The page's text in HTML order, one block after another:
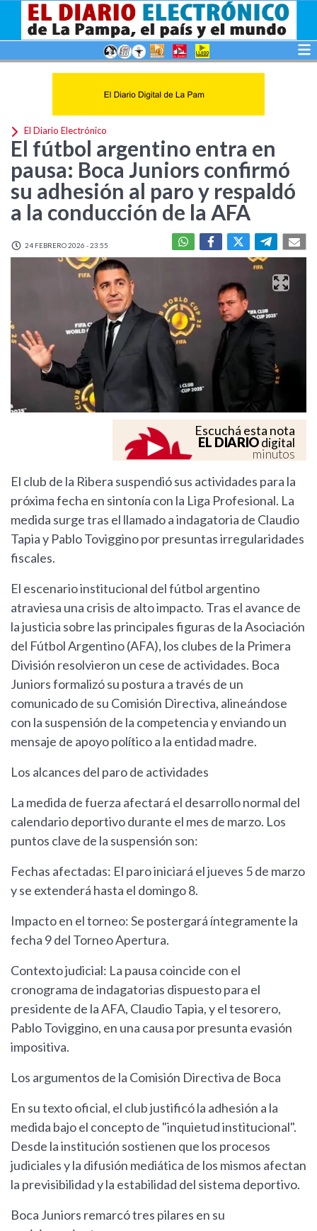
El Diario Electrónico
El fútbol argentino entra en
pausa: Boca Juniors confirmó
su adhesión al paro y respaldó
a la conducción de la AFA
24 FEBRERO 2026 - 23:55
Escuchá esta nota
EL DIARIOdigital
minutos
El club de la Ribera suspendió sus actividades para la
próxima fecha en sintonía con la Liga Profesional. La
medida surge tras el llamado a indagatoria de Claudio
Tapia y Pablo Toviggino por presuntas irregularidades
fiscales.
El escenario institucional del fútbol argentino
atraviesa una crisis de alto impacto. Tras el avance de
la justicia sobre las principales figuras de la Asociación
del Fútbol Argentino (AFA), los clubes de la Primera
División resolvieron un cese de actividades. Boca
Juniors formalizó su postura a través de un
comunicado de su Comisión Directiva, alineándose
con la suspensión de la competencia y enviando un
mensaje de apoyo político a la entidad madre.
Los alcances del paro de actividades
La medida de fuerza afectará el desarrollo normal del
calendario deportivo durante el mes de marzo. Los
puntos clave de la suspensión son:
Fechas afectadas: El paro iniciará el jueves 5 de marzo
y se extenderá hasta el domingo 8.
Impacto en el torneo: Se postergará íntegramente la
fecha 9 del Torneo Apertura.
Contexto judicial: La pausa coincide con el
cronograma de indagatorias dispuesto para el
presidente de la AFA, Claudio Tapia, y el tesorero,
Pablo Toviggino, en una causa por presunta evasión
impositiva.
Los argumentos de la Comisión Directiva de Boca
En su texto oficial, el club justificó la adhesión a la
medida bajo el concepto de "inquietud institucional".
Desde la institución sostienen que los procesos
judiciales y la difusión mediática de los mismos afectan
la previsibilidad y la estabilidad del sistema deportivo.
Boca Juniors remarcó tres pilares en su